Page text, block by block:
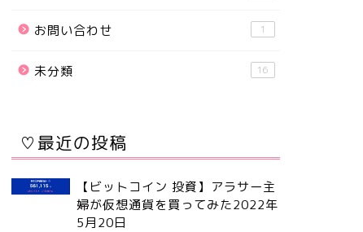
お問い合わせ 1
未分類 16
♡最近の投稿
【ビットコイン 投資】アラサー主
婦が仮想通貨を買ってみた2022年
5月20日